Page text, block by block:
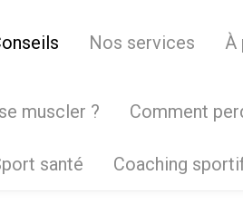
Nos services À
muscler ? Comment
santé Coaching